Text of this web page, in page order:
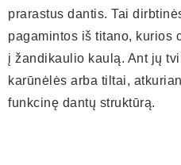
prarastus dantis. Tai
pagamintos iš titano, kurios
į žandikaulio kaulą. Ant jų
karūnėlės arba tiltai,
funkcinę dantų struktūrą.